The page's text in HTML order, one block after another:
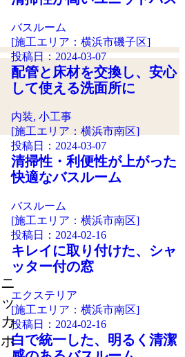
バスルーム
[施工エリア：横浜市磯子区]
投稿日：2024-03-07
配管と床材を交換し、安心
して使える洗面所に
内装, 小工事
[施工エリア：横浜市南区]
投稿日： 2024-03-07
清掃性・利便性が上がった
快適なバスルーム
バスルーム
[施工エリア：横浜市南区]
投稿日： 2024-02-16
キレイに取り付けた、シャ
ッター付の窓
エクステリア
[施工エリア：横浜市南区]
投稿日： 2024-02-16
白で統一した、明るく清潔
ニ
ッ
カ
ホ